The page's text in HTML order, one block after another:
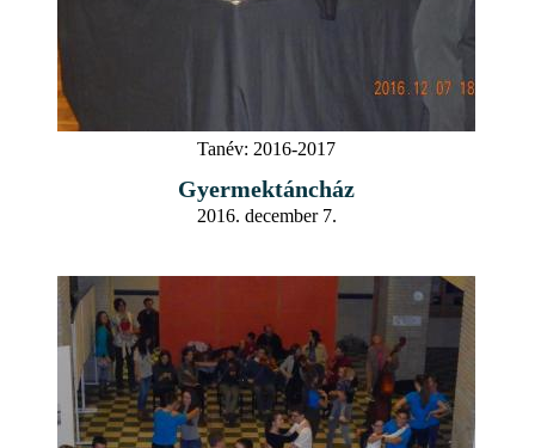
Tanév: 2016-2017
Gyermektáncház
2016. december 7.